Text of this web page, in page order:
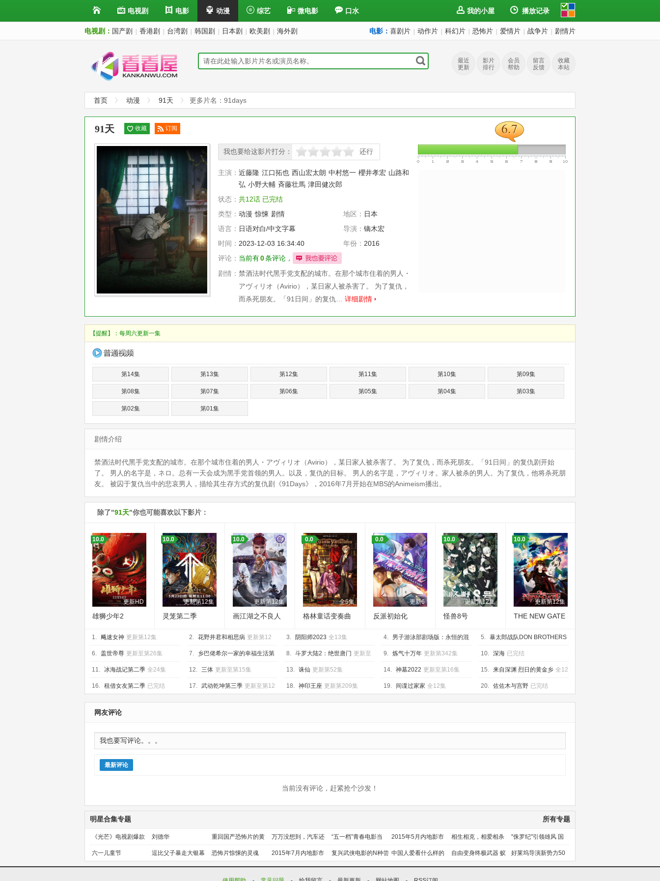
电视剧 电影 动漫 综艺 微电影 口水 我的小屋 播放记录
电视剧： 国产剧 香港剧 台湾剧 韩国剧 日本剧 欧美剧 海外剧 电影： 喜剧片 动作片 科幻片 恐怖片 爱情片 战争片 剧情片
最近
更新
影片
排行
会员
帮助
留言
反馈
收藏
本站
首页 动漫 91天 更多片名：91days
6.7
6.7
91天 收藏
订阅
阅
我也要给这影片打分：
很差较差 还行推荐 力荐 还行
主演： 近藤隆 江口拓也 西山宏太朗 中村悠一 櫻井孝宏 山路和
弘 小野大輔 斉藤壮馬 津田健次郎
状态： 共12话 已完结
类型： 动漫 惊悚 剧情 地区： 日本
语言： 日语对白/中文字幕 导演： 镝木宏
时间： 2023-12-03 16:34:40 年份： 2016
评论： 当前有0条评论，
剧情： 禁酒法时代黑手党支配的城市。在那个城市住着的男人・
アヴィリオ（Avirio），某日家人被杀害了。 为了复仇，
而杀死朋友。「91日间」的复仇… 详细剧情
【提醒】： 每周六更新一集
第14集 第13集 第12集 第11集 第10集 第09集
第08集 第07集 第06集 第05集 第04集 第03集
第02集 第01集
剧情介绍
禁酒法时代黑手党支配的城市。在那个城市住着的男人・アヴィリオ（Avirio），某日家人被杀害了。 为了复仇，而杀死朋友。「91日间」的复仇剧开始
了。 男人的名字是，ネロ。总有一天会成为黑手党首领的男人。以及，复仇的目标。 男人的名字是，アヴィリオ。家人被杀的男人。为了复仇，他将杀死朋
友。 被囚于复仇当中的悲哀男人，描绘其生存方式的复仇剧《91Days》，2016年7月开始在MBS的Animeism播出。
除了"91天"你也可能喜欢以下影片：
更新HD
10.0
雄狮少年2
更新第12集
10.0
灵笼第二季
更新第12集
10.0
画江湖之不良人
全6集
0.0
格林童话变奏曲
更新6
0.0
反派初始化
更新第12集
10.0
怪兽8号
更新第12集
10.0
THE NEW GATE
1. 飚速女神 更新第12集 2. 花野井君和相思病 更新第12
集
3. 阴阳师2023 全13集 4. 男子游泳部剧场版：永恒的混
合泳之约定 已完结
5. 暴太郎战队DON BROTHERS
已完结
6. 盖世帝尊 更新至第26集 7. 乡巴佬希尔一家的幸福生活第
十三季 已完结
8. 斗罗大陆2：绝世唐门 更新至
75集
9. 炼气十万年 更新第342集 10. 深海 已完结
11. 冰海战记第二季 全24集 12. 三体 更新至第15集 13. 诛仙 更新第52集 14. 神墓2022 更新至第16集 15. 来自深渊 烈日的黄金乡 全12
集
16. 租借女友第二季 已完结 17. 武动乾坤第三季 更新至第12
集
18. 神印王座 更新第209集 19. 间谍过家家 全12集 20. 佐佐木与宫野 已完结
网友评论
最新评论
当前没有评论，赶紧抢个沙发！
所有专题
明星合集专题
《光芒》电视剧爆款
预定！
刘德华 重回国产恐怖片的黄
金时代
万万没想到，汽车还
能干这个？
“五一档”青春电影当
道
2015年5月内地影市
前瞻
相生相克，相爱相杀 "侏罗纪"引领雄风 国
产片下旬逆袭
六一儿童节 逗比父子暴走大银幕 恐怖片惊悚的灵魂 2015年7月内地影市
前瞻
复兴武侠电影的N种尝
试
中国人爱看什么样的
喜剧？
自由变身终极武器 蚁
人能力使用者大盘点
好莱坞导演新势力50
人上篇